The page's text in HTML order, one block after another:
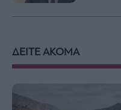
ΔΕΙΤΕ ΑΚΟΜΑ